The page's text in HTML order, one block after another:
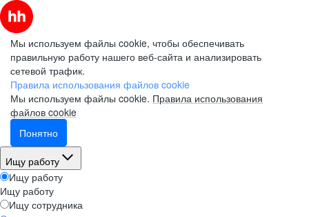
Мы используем файлы cookie, чтобы обеспечивать
правильную работу нашего веб-сайта и анализировать
сетевой трафик.
Правила использования файлов cookie
Мы используем файлы cookie. Правила использования
файлов cookie
Понятно
Ищу работу
Ищу работу
Ищу работу
Ищу сотрудника